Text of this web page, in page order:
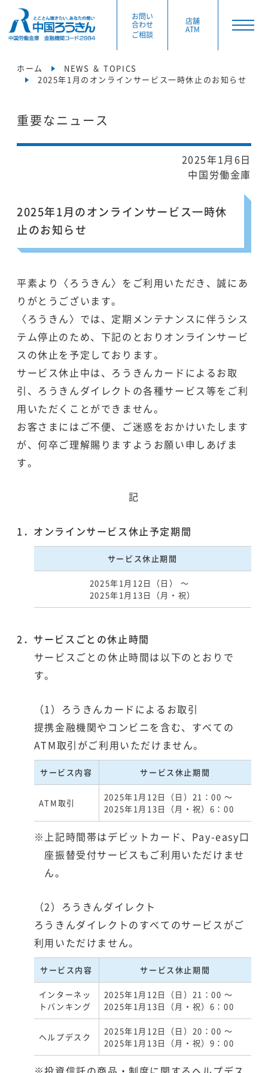
お問い
合わせ
ご相談
店舗
ATM
ホーム
NEWS ＆ TOPICS
2025年1月のオンラインサービス一時休止のお知らせ
重要なニュース
2025年1月6日
中国労働金庫
2025年1月のオンラインサービス一時休
止のお知らせ
平素より〈ろうきん〉をご利用いただき、誠にあ
りがとうございます。
〈ろうきん〉では、定期メンテナンスに伴うシス
テム停止のため、下記のとおりオンラインサービ
スの休止を予定しております。
サービス休止中は、ろうきんカードによるお取
引、ろうきんダイレクトの各種サービス等をご利
用いただくことができません。
お客さまにはご不便、ご迷惑をおかけいたします
が、何卒ご理解賜りますようお願い申しあげま
す。
記
1．オンラインサービス休止予定期間
サービス休止期間
2025年1月12日（日） ～
2025年1月13日（月・祝）
2．サービスごとの休止時間
サービスごとの休止時間は以下のとおりで
す。
（1）ろうきんカードによるお取引
提携金融機関やコンビニを含む、すべての
ATM取引がご利用いただけません。
サービス内容 サービス休止期間
ATM取引
2025年1月12日（日）21：00 ～
2025年1月13日（月・祝）6：00
※上記時間帯はデビットカード、Pay-easy口
座振替受付サービスもご利用いただけませ
ん。
（2）ろうきんダイレクト
ろうきんダイレクトのすべてのサービスがご
利用いただけません。
サービス内容 サービス休止期間
インターネッ
トバンキング
2025年1月12日（日）21：00 ～
2025年1月13日（月・祝）6：00
ヘルプデスク
2025年1月12日（日）20：00 ～
2025年1月13日（月・祝）9：00